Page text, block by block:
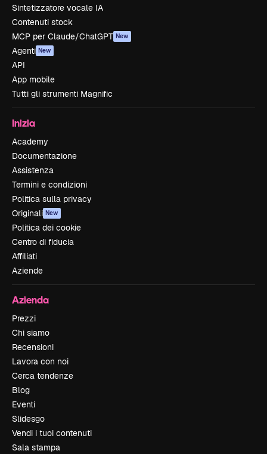
Sintetizzatore vocale IA
Contenuti stock
MCP per Claude/ChatGPT New
Agenti New
API
App mobile
Tutti gli strumenti Magnific
Inizia
Academy
Documentazione
Assistenza
Termini e condizioni
Politica sulla privacy
Originali New
Politica dei cookie
Centro di fiducia
Affiliati
Aziende
Azienda
Prezzi
Chi siamo
Recensioni
Lavora con noi
Cerca tendenze
Blog
Eventi
Slidesgo
Vendi i tuoi contenuti
Sala stampa